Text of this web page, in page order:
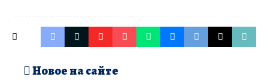
Новое на сайте